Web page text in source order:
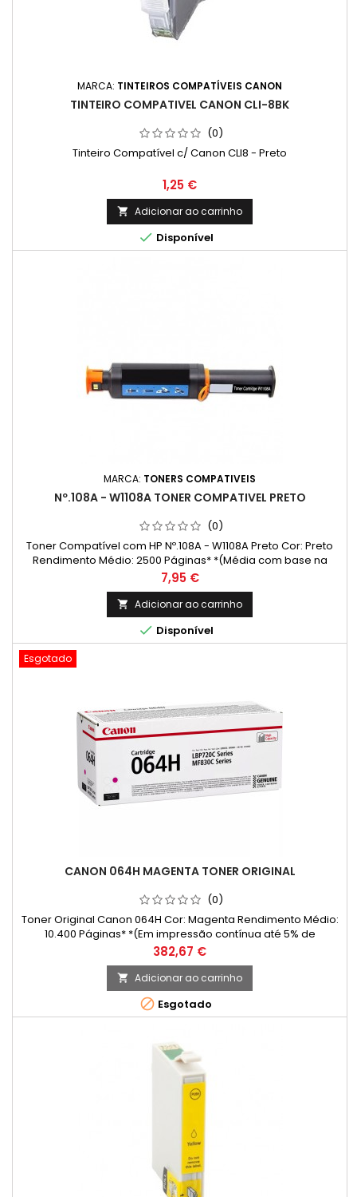
MARCA: TINTEIROS COMPATÍVEIS CANON
TINTEIRO COMPATIVEL CANON CLI-8BK
(0)
Tinteiro Compatível c/ Canon CLI8 - Preto
Preço
1,25 €
 Adicionar ao carrinho
 Disponível
MARCA: TONERS COMPATIVEIS
Nº.108A - W1108A TONER COMPATIVEL PRETO
(0)
Toner Compatível com HP Nº.108A - W1108A Preto Cor: Preto
Rendimento Médio: 2500 Páginas* *(Média com base na
norma ISO/IEC 24711 e impressão contínua. O rendimento real
varia consideravelmente com base no conteúdo das
páginas impressas e noutros factores.)
Preço
7,95 €
 Adicionar ao carrinho
 Disponível
Esgotado
CANON 064H MAGENTA TONER ORIGINAL
(0)
Toner Original Canon 064H Cor: Magenta Rendimento Médio:
10.400 Páginas* *(Em impressão contínua até 5% de
cobertura de uma Folha A4)
Preço
382,67 €
 Adicionar ao carrinho
 Esgotado